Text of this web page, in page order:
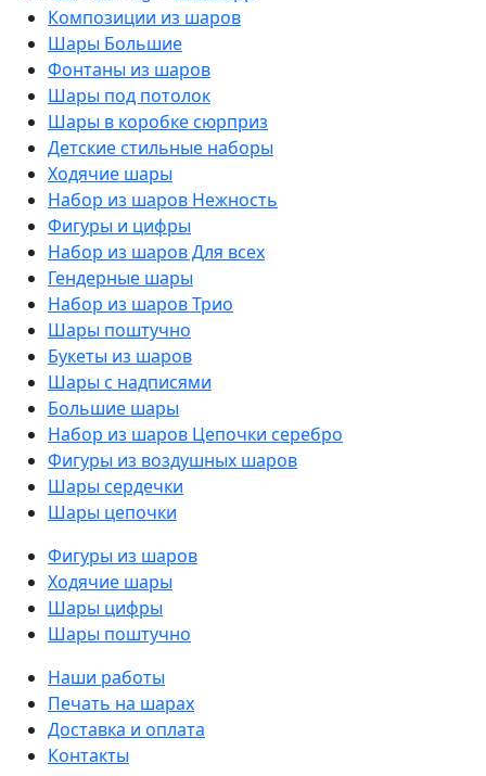
Композиции из шаров
Шары Большие
Фонтаны из шаров
Шары под потолок
Шары в коробке сюрприз
Детские стильные наборы
Ходячие шары
Набор из шаров Нежность
Фигуры и цифры
Набор из шаров Для всех
Гендерные шары
Набор из шаров Трио
Шары поштучно
Букеты из шаров
Шары с надписями
Большие шары
Набор из шаров Цепочки серебро
Фигуры из воздушных шаров
Шары сердечки
Шары цепочки
Фигуры из шаров
Ходячие шары
Шары цифры
Шары поштучно
Наши работы
Печать на шарах
Доставка и оплата
Контакты